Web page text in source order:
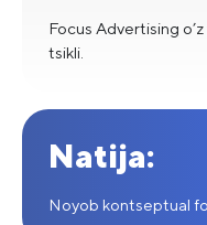
Focus Advertising
tsikli.
Natija:
Noyob kontseptual